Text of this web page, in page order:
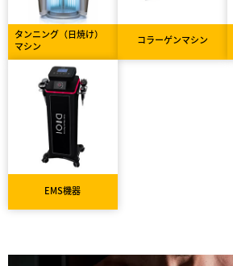
タンニング（日焼け）
マシン
コラーゲンマシン
EMS機器